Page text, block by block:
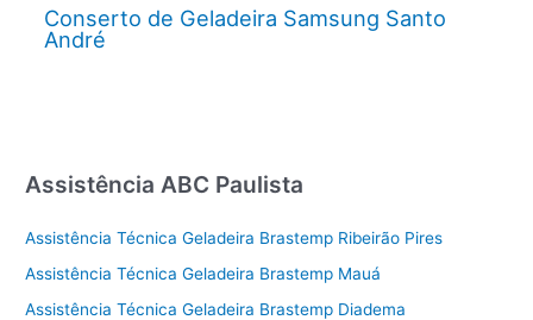
Conserto de Geladeira Samsung Santo
André
Assistência ABC Paulista
Assistência Técnica Geladeira Brastemp Ribeirão Pires
Assistência Técnica Geladeira Brastemp Mauá
Assistência Técnica Geladeira Brastemp Diadema